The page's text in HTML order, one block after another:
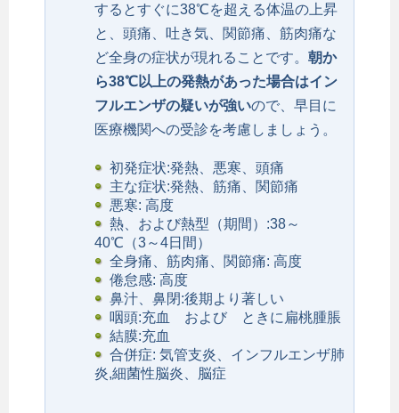
するとすぐに38℃を超える体温の上昇
と、頭痛、吐き気、関節痛、筋肉痛な
ど全身の症状が現れることです。 朝か
ら38℃以上の発熱があった場合はイン
フルエンザの疑いが強いので、早目に
医療機関への受診を考慮しましょう。
初発症状:発熱、悪寒、頭痛
主な症状:発熱、筋痛、関節痛
悪寒: 高度
熱、および熱型（期間）:38～
40℃（3～4日間）
全身痛、筋肉痛、関節痛: 高度
倦怠感: 高度
鼻汁、鼻閉:後期より著しい
咽頭:充血 および ときに扁桃腫脹
結膜:充血
合併症: 気管支炎、インフルエンザ肺
炎,細菌性脳炎、脳症